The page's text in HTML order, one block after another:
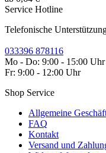
Service Hotline
Telefonische
033396 878116
Mo - Do: 9:00 - 15:00 Uhr
Fr: 9:00 - 12:00 Uhr
Shop Service
Allgemeine
FAQ
Kontakt
Versand und